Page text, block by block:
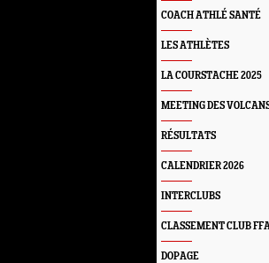
COACH ATHLÉ SANTÉ
LES ATHLÈTES
LA COURSTACHE 2025
MEETING DES
RÉSULTATS
CALENDRIER 2026
INTERCLUBS
CLASSEMENT CLUB
DOPAGE